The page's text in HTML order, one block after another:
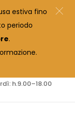
estiva fino
periodo
.
h.9.00–18.00